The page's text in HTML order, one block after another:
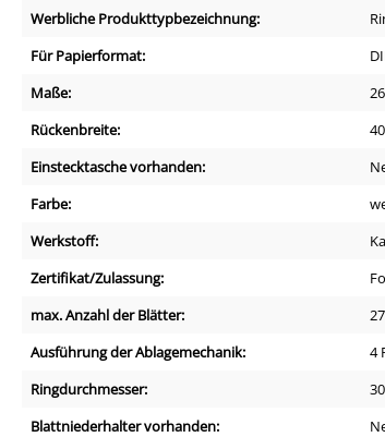
Werbliche Produkttypbezeichnung:
Für Papierformat:
Maße:
Rückenbreite:
40
Einstecktasche vorhanden:
Farbe:
Werkstoff:
Zertifikat/Zulassung:
max. Anzahl der Blätter:
Ausführung der Ablagemechanik:
4
Ringdurchmesser:
30
Blattniederhalter vorhanden: